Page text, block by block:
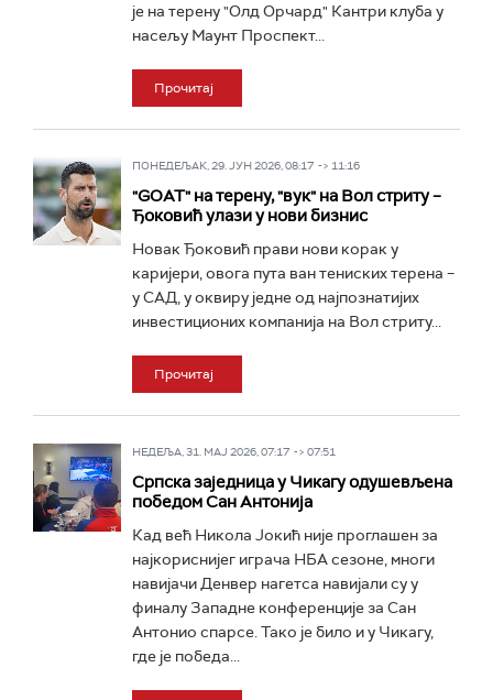
је на терену "Олд Орчард" Кантри клуба у
насељу Маунт Проспект...
Прочитај
ПОНЕДЕЉАК, 29. ЈУН 2026, 08:17 -> 11:16
"GOAT" на терену, "вук" на Вол стриту –
Ђоковић улази у нови бизнис
Новак Ђоковић прави нови корак у
каријери, овога пута ван тениских терена –
у САД, у оквиру једне од најпознатијих
инвестиционих компанија на Вол стриту...
Прочитај
НЕДЕЉА, 31. МАЈ 2026, 07:17 -> 07:51
Српска заједница у Чикагу одушевљена
победом Сан Антонија
Кад већ Никола Јокић није проглашен за
најкориснијег играча НБА сезоне, многи
навијачи Денвер нагетса навијали су у
финалу Западне конференције за Сан
Антонио спарсе. Тако је било и у Чикагу,
где је победа...